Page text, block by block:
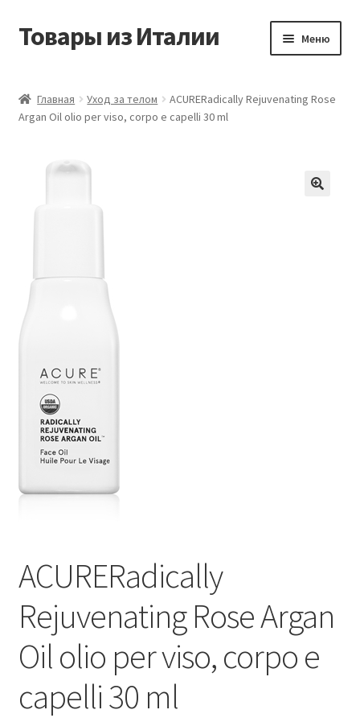
Перейти
Перейти
Товары из Италии Меню
Виды доставки
Контакты
Мой аккаунт
Оставить отзыв
Оформление заказа
Скидки
Сотрудничество
Главная Уход за телом
ACURERadically Rejuvenating Rose
Argan Oil olio per viso, corpo e capelli 30 ml
ACURERadically
Rejuvenating Rose Argan
Oil olio per viso, corpo e
capelli 30 ml